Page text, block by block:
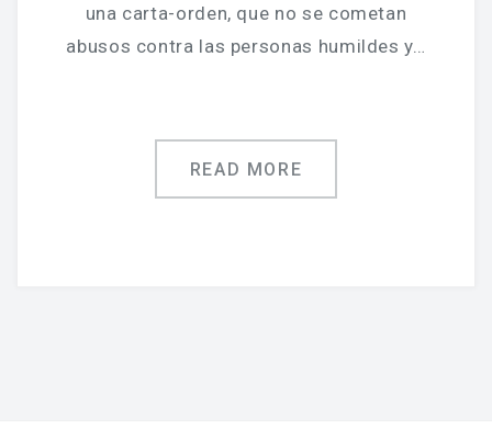
una carta-orden, que no se cometan
abusos contra las personas humildes y…
READ MORE